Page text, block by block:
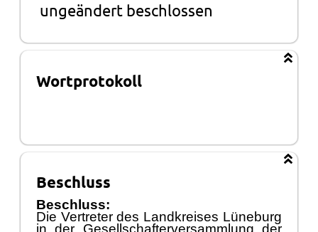
ungeändert beschlossen
Wortprotokoll
Beschluss
Beschluss:
Die Vertreter des Landkreises Lüneburg
in der Gesellschafterversammlung der